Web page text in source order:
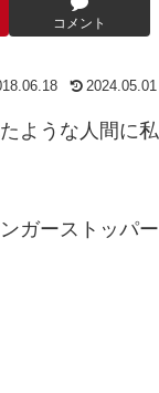
コメント
2024.05.01
ような人間に私
ガーストッパー